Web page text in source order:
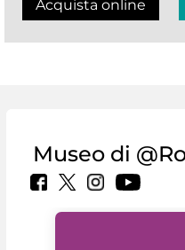
Acquista online
Museo di